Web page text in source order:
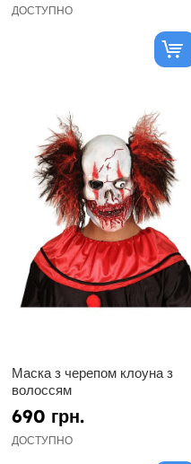
ДОСТУПНО
Маска з черепом клоуна з
волоссям
690 грн.
ДОСТУПНО